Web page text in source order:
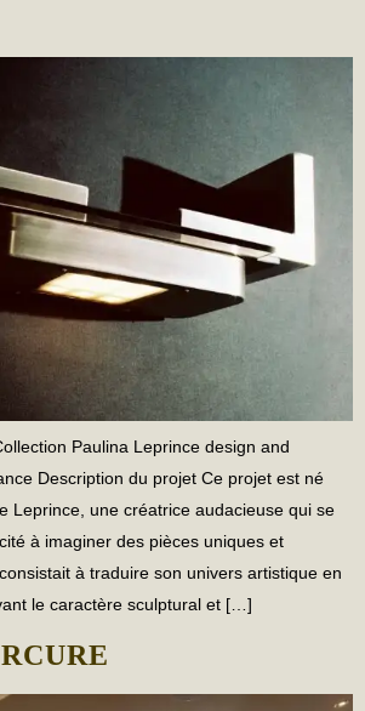
Paulina Leprince design and
Description du projet Ce projet est né
Leprince, une créatrice audacieuse qui se
à imaginer des pièces uniques et
à traduire son univers artistique en
le caractère sculptural et […]